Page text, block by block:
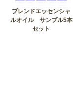
ブレンドエッセンシャ
ルオイル サンプル5本
セット